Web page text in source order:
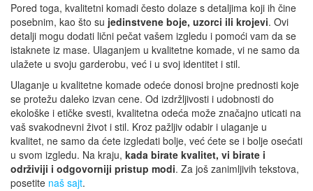
Pored toga, kvalitetni komadi često dolaze s detaljima koji ih čine
posebnim, kao što su jedinstvene boje, uzorci ili krojevi. Ovi
detalji mogu dodati lični pečat vašem izgledu i pomoći vam da se
istaknete iz mase. Ulaganjem u kvalitetne komade, vi ne samo da
ulažete u svoju garderobu, već i u svoj identitet i stil.
Ulaganje u kvalitetne komade odeće donosi brojne prednosti koje
se protežu daleko izvan cene. Od izdržljivosti i udobnosti do
ekološke i etičke svesti, kvalitetna odeća može značajno uticati na
vaš svakodnevni život i stil. Kroz pažljiv odabir i ulaganje u
kvalitet, ne samo da ćete izgledati bolje, već ćete se i bolje osećati
u svom izgledu. Na kraju, kada birate kvalitet, vi birate i
održiviji i odgovorniji pristup modi. Za još zanimljivih tekstova,
posetite naš sajt.